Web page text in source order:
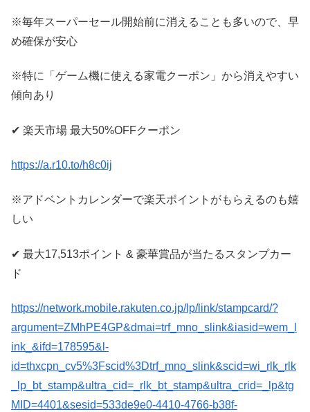
※毎年スーパーセール開始前に消えることも多いので、早
め確保が安心
※特に「ゲーム機に使える家電クーポン」から消えやすい
傾向あり
✔︎ 楽天市場 最大50%OFFクーポン
https://a.r10.to/h8c0ij
※アドベントカレンダーで楽天ポイントがもらえるのも嬉
しい
✔︎ 最大17,513ポイント & 豪華賞品が当たるスタンプカー
ド
https://network.mobile.rakuten.co.jp/lp/link/stampcard/?
argument=ZMhPE4GP&dmai=trf_mno_slink&iasid=wem_l
ink_&ifd=178595&l-
id=thxcpn_cv5%3Fscid%3Dtrf_mno_slink&scid=wi_rlk_rlk
_lp_bt_stamp&ultra_cid=_rlk_bt_stamp&ultra_crid=_lp&tg
MID=4401&sesid=533de9e0-4410-4766-b38f-